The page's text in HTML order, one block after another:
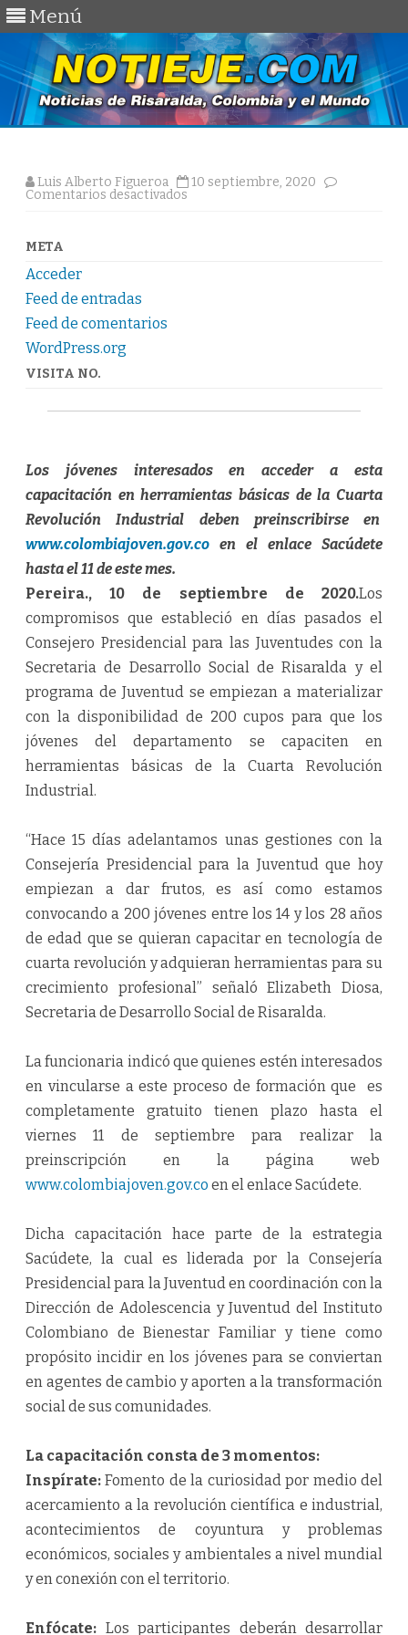
Menú
Luis Alberto Figueroa
10 septiembre, 2020
Comentarios desactivados
META
Acceder
Feed de entradas
Feed de comentarios
WordPress.org
VISITA NO.
Los jóvenes interesados en acceder a esta
capacitación en herramientas básicas de la Cuarta
Revolución Industrial deben preinscribirse en
www.colombiajoven.gov.co en el enlace Sacúdete
hasta el 11 de este mes.
Pereira., 10 de septiembre de 2020.Los
compromisos que estableció en días pasados el
Consejero Presidencial para las Juventudes con la
Secretaria de Desarrollo Social de Risaralda y el
programa de Juventud se empiezan a materializar
con la disponibilidad de 200 cupos para que los
jóvenes del departamento se capaciten en
herramientas básicas de la Cuarta Revolución
Industrial.
“Hace 15 días adelantamos unas gestiones con la
Consejería Presidencial para la Juventud que hoy
empiezan a dar frutos, es así como estamos
convocando a 200 jóvenes entre los 14 y los 28 años
de edad que se quieran capacitar en tecnología de
cuarta revolución y adquieran herramientas para su
crecimiento profesional” señaló Elizabeth Diosa,
Secretaria de Desarrollo Social de Risaralda.
La funcionaria indicó que quienes estén interesados
en vincularse a este proceso de formación que es
completamente gratuito tienen plazo hasta el
viernes 11 de septiembre para realizar la
preinscripción en la página web
www.colombiajoven.gov.co en el enlace Sacúdete.
Dicha capacitación hace parte de la estrategia
Sacúdete, la cual es liderada por la Consejería
Presidencial para la Juventud en coordinación con la
Dirección de Adolescencia y Juventud del Instituto
Colombiano de Bienestar Familiar y tiene como
propósito incidir en los jóvenes para se conviertan
en agentes de cambio y aporten a la transformación
social de sus comunidades.
La capacitación consta de 3 momentos:
Inspírate: Fomento de la curiosidad por medio del
acercamiento a la revolución científica e industrial,
acontecimientos de coyuntura y problemas
económicos, sociales y ambientales a nivel mundial
y en conexión con el territorio.
Enfócate: Los participantes deberán desarrollar